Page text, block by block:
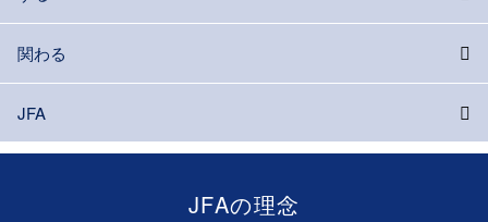
関わる
JFA
JFAの理念